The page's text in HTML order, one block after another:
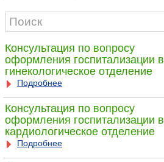
Консультация по вопросу
оформления госпитализации в
гинекологическое отделение
Подробнее
Консультация по вопросу
оформления госпитализации в
кардиологическое отделение
Подробнее